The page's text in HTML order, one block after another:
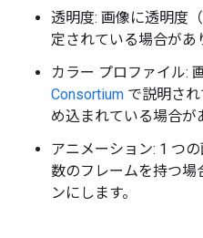
透明度: 画像に透明度
定されている場合があ
カラー プロファイル:
Consortium で説明さ
め込まれている場合が
アニメーション: 1 つ
数のフレームを持つ場
ンにします。